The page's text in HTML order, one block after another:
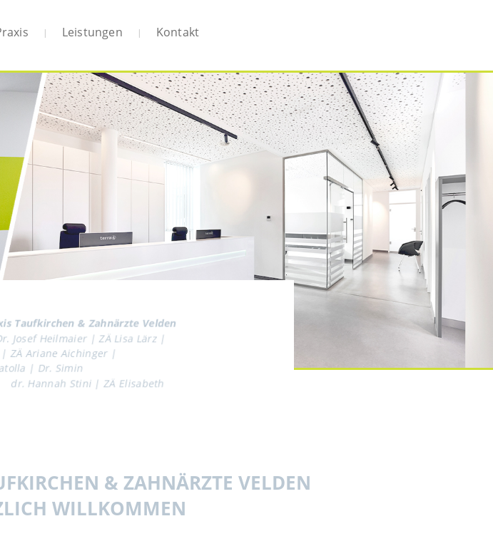
Leistungen Kontakt
Taufkirchen & Zahnärzte Velden
Josef Heilmaier | ZÄ Lisa Lärz |
ZÄ Ariane Aichinger |
| Dr. Simin
Stini | ZÄ Elisabeth
& ZAHNÄRZTE VELDEN
WILLKOMMEN